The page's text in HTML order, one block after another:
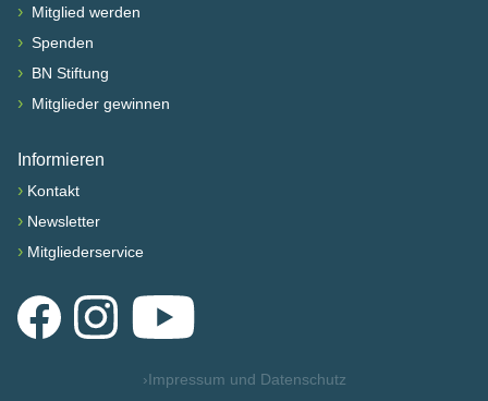
› Mitglied werden
› Spenden
› BN Stiftung
› Mitglieder gewinnen
Informieren
› Kontakt
› Newsletter
› Mitgliederservice
FacebookInstagramYouTube
›Impressum und Datenschutz